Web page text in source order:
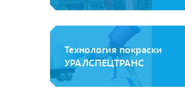
Технология покраски
УРАЛСПЕЦТРАНС